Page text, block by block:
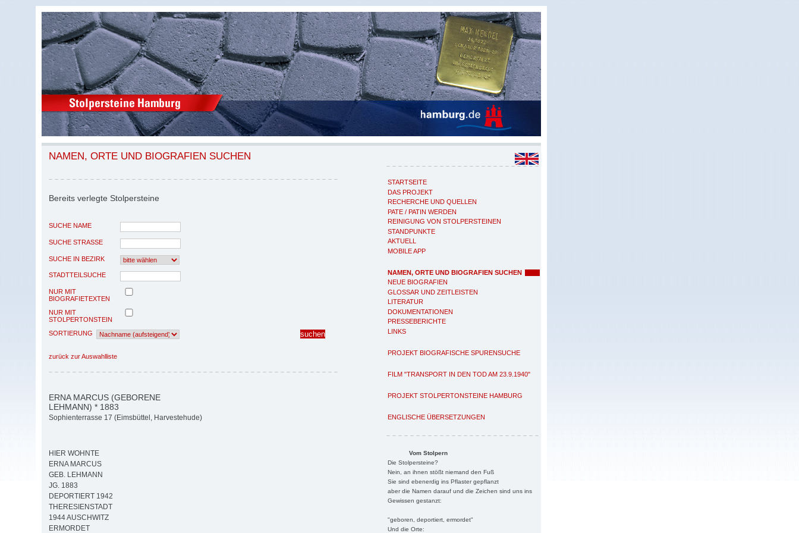
STARTSEITE
DAS PROJEKT
RECHERCHE UND QUELLEN
PATE / PATIN WERDEN
REINIGUNG VON STOLPERSTEINEN
STANDPUNKTE
AKTUELL
MOBILE APP
NAMEN, ORTE UND BIOGRAFIEN SUCHEN
NEUE BIOGRAFIEN
GLOSSAR UND ZEITLEISTEN
LITERATUR
DOKUMENTATIONEN
PRESSEBERICHTE
LINKS
PROJEKT BIOGRAFISCHE SPURENSUCHE
FILM "TRANSPORT IN DEN TOD AM 23.9.1940"
PROJEKT STOLPERTONSTEINE HAMBURG
ENGLISCHE ÜBERSETZUNGEN
Vom Stolpern
Die Stolpersteine?
Nein, an ihnen stößt niemand den Fuß
Sie sind ebenerdig ins Pflaster gepflanzt
aber die Namen darauf und die Zeichen sind uns ins
Gewissen gestanzt:
"geboren, deportiert, ermordet"
Und die Orte:
NAMEN, ORTE UND BIOGRAFIEN SUCHEN
Bereits verlegte Stolpersteine
SUCHE NAME
SUCHE STRASSE
SUCHE IN BEZIRK
STADTTEILSUCHE
NUR MIT
BIOGRAFIETEXTEN
NUR MIT
STOLPERTONSTEIN
SORTIERUNG
zurück zur Auswahlliste
ERNA MARCUS (GEBORENE
LEHMANN) * 1883
Sophienterrasse 17 (Eimsbüttel, Harvestehude)
HIER WOHNTE
ERNA MARCUS
GEB. LEHMANN
JG. 1883
DEPORTIERT 1942
THERESIENSTADT
1944 AUSCHWITZ
ERMORDET